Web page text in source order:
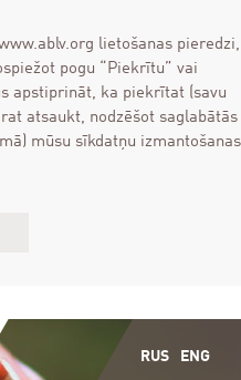
lietošanas pieredzi,
pogu “Piekrītu” vai
apstiprināt, ka piekrītat (savu
atsaukt, nodzēšot saglabātās
mūsu sīkdatņu izmantošanas
RUS ENG